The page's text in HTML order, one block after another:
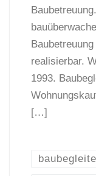
realisierbar.
1993.
[…]